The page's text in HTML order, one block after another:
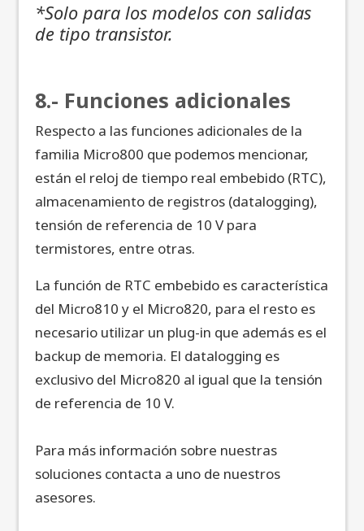
*Solo para los modelos con salidas
de tipo transistor.
8.- Funciones adicionales
Respecto a las funciones adicionales de la
familia Micro800 que podemos mencionar,
están el reloj de tiempo real embebido (RTC),
almacenamiento de registros (datalogging),
tensión de referencia de 10 V para
termistores, entre otras.
La función de RTC embebido es característica
del Micro810 y el Micro820, para el resto es
necesario utilizar un plug-in que además es el
backup de memoria. El datalogging es
exclusivo del Micro820 al igual que la tensión
de referencia de 10 V.
Para más información sobre nuestras
soluciones contacta a uno de nuestros
asesores.